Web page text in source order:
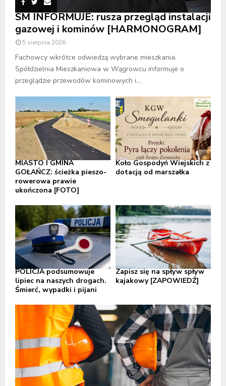
SM INFORMUJE: rusza przegląd instalacji
gazowej i kominów [HARMONOGRAM]
5 sierpnia 2026
Fachowcy wkrótce odwiedzą wybrane mieszkania.
Spółdzielnia Mieszkaniowa w Wągrowcu informuje o
przeglądzie przewodów kominowych i...
MIASTO I GMINA
GOŁAŃCZ: ścieżka pieszo-
rowerowa prawie
ukończona [FOTO]
Koło Gospodyń Wiejskich z
dotacją od marszałka
POLICJA podsumowuje
lipiec na naszych drogach.
Śmierć, wypadki i pijani
Zapisz się na spływ spływ
kajakowy [ZAPOWIEDŹ]